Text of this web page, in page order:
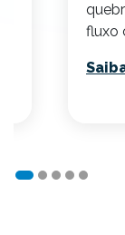
fluxo